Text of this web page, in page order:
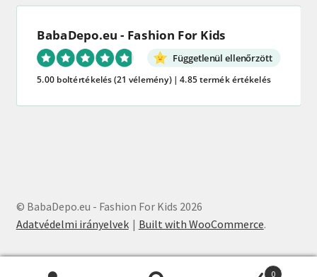
BabaDepo.eu - Fashion For Kids
Függetlenül ellenőrzött
5.00 boltértékelés(21 vélemény)| 4.85 termék értékelés
© BabaDepo.eu - Fashion For Kids 2026
Adatvédelmi irányelvek
Built with WooCommerce.
0